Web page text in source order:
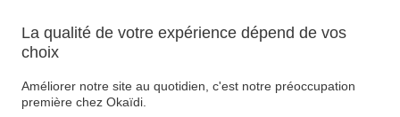
Produits suggérés
Voir tous les produits
La qualité de votre expérience dépend de vos
choix
Améliorer notre site au quotidien, c'est notre préoccupation
première chez Okaïdi.